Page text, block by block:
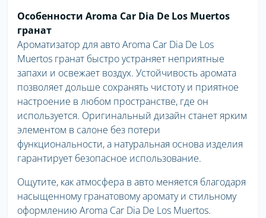
Особенности Aroma Car Dia De Los Muertos
гранат
Ароматизатор для авто Aroma Car Dia De Los
Muertos гранат быстро устраняет неприятные
запахи и освежает воздух. Устойчивость аромата
позволяет дольше сохранять чистоту и приятное
настроение в любом пространстве, где он
используется. Оригинальный дизайн станет ярким
элементом в салоне без потери
функциональности, а натуральная основа изделия
гарантирует безопасное использование.
Ощутите, как атмосфера в авто меняется благодаря
насыщенному гранатовому аромату и стильному
оформлению Aroma Car Dia De Los Muertos.